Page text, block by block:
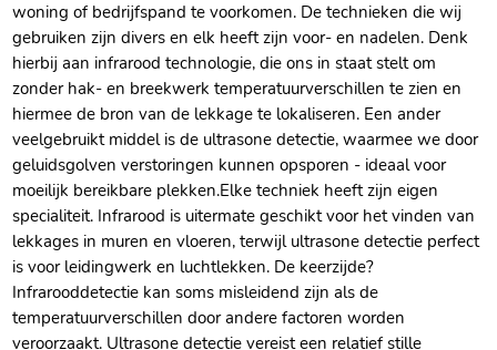
woning of bedrijfspand te voorkomen.​ De technieken die wij
gebruiken zijn divers en elk heeft zijn voor- en nadelen.​ Denk
hierbij aan infrarood technologie, die ons in staat stelt om
zonder hak- en breekwerk temperatuurverschillen te zien en
hiermee de bron van de lekkage te lokaliseren.​ Een ander
veelgebruikt middel is de ultrasone detectie, waarmee we door
geluidsgolven verstoringen kunnen opsporen - ideaal voor
moeilijk bereikbare plekken.​ Elke techniek heeft zijn eigen
specialiteit.​ Infrarood is uitermate geschikt voor het vinden van
lekkages in muren en vloeren, terwijl ultrasone detectie perfect
is voor leidingwerk en luchtlekken.​ De keerzijde?
Infrarooddetectie kan soms misleidend zijn als de
temperatuurverschillen door andere factoren worden
veroorzaakt.​ Ultrasone detectie vereist een relatief stille